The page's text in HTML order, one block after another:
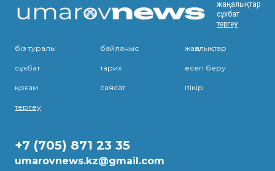
жаңалықтар
сұхбат
тергеу
біз туралы байланыс жаңалықтар
сұхбат тарих есеп беру
қоғам саясат пікір
тергеу
+7 (705) 871 23 35
umarovnews.kz@gmail.com